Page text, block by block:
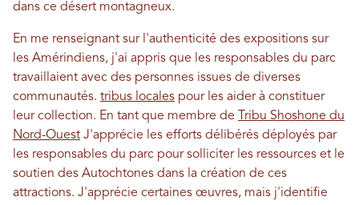
dans ce désert montagneux.
En me renseignant sur l'authenticité des expositions sur
les Amérindiens, j'ai appris que les responsables du parc
travaillaient avec des personnes issues de diverses
communautés. tribus locales pour les aider à constituer
leur collection. En tant que membre de
Tribu Shoshone du
Nord-Ouest J'apprécie les efforts délibérés déployés par
les responsables du parc pour solliciter les ressources et le
soutien des Autochtones dans la création de ces
attractions. J'apprécie certaines œuvres, mais j'identifie